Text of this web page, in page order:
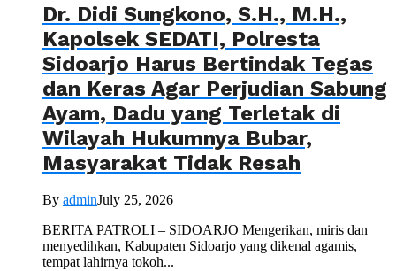
Dr. Didi Sungkono, S.H., M.H.,
Kapolsek SEDATI, Polresta
Sidoarjo Harus Bertindak Tegas
dan Keras Agar Perjudian Sabung
Ayam, Dadu yang Terletak di
Wilayah Hukumnya Bubar,
Masyarakat Tidak Resah
By adminJuly 25, 2026
BERITA PATROLI – SIDOARJO Mengerikan, miris dan
menyedihkan, Kabupaten Sidoarjo yang dikenal agamis,
tempat lahirnya tokoh...